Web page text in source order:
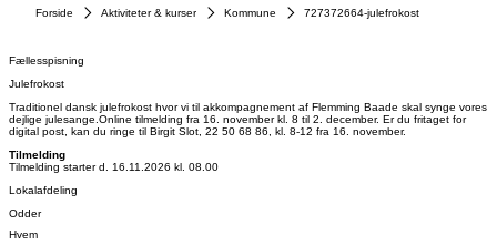
Forside Aktiviteter & kurser Kommune 727372664-julefrokost
Fællesspisning
Julefrokost
Traditionel dansk julefrokost hvor vi til akkompagnement af Flemming Baade skal synge vores
dejlige julesange.Online tilmelding fra 16. november kl. 8 til 2. december. Er du fritaget for
digital post, kan du ringe til Birgit Slot, 22 50 68 86, kl. 8-12 fra 16. november.
Tilmelding
Tilmelding starter d. 16.11.2026 kl. 08.00
Lokalafdeling
Odder
Hvem